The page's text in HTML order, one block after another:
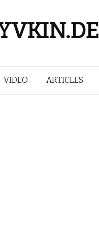
Skip
VIDEO ARTICLES